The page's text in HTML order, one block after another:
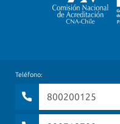
Teléfono:
800200125